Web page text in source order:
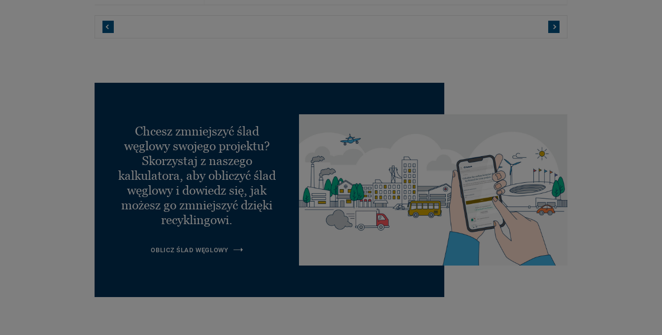
Chcesz zmniejszyć ślad
węglowy swojego projektu?
Skorzystaj z naszego
kalkulatora, aby obliczyć ślad
węglowy i dowiedz się, jak
możesz go zmniejszyć dzięki
recyklingowi.
OBLICZ ŚLAD WĘGLOWY